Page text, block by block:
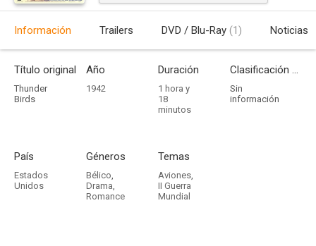
Información Trailers DVD / Blu-Ray (1) Noticias
Título original
Thunder
Birds
Año
1942
Duración
1 hora y
18
minutos
Clasificación por edades
Sin
información
País
Estados
Unidos
Géneros
Bélico,
Drama,
Romance
Temas
Aviones,
II Guerra
Mundial